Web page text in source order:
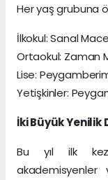
Her yaş grubuna
İlkokul: Sanal
Ortaokul: Zaman
Lise:
Yetişkinler:
İki Büyük Yenilik
Bu yıl ilk kez
akademisyenler